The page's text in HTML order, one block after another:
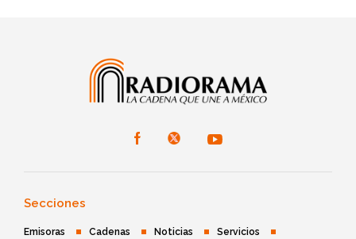
Secciones
Emisoras Cadenas Noticias Servicios